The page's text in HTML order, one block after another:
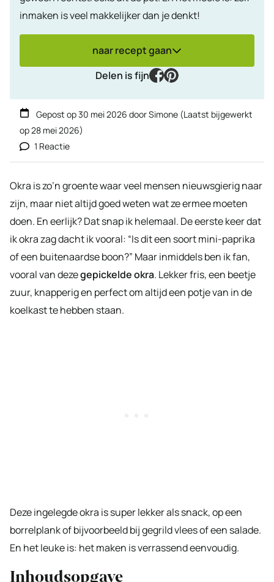
inmaken is veel makkelijker dan je denkt!
naar recept gaan
Delen is fijn
facebook
pinterest
Gepost op30 mei 2026 doorSimone (Laatst bijgewerkt
op28 mei 2026)
1 Reactie
Okra is zo’n groente waar veel mensen nieuwsgierig naar
zijn, maar niet altijd goed weten wat ze ermee moeten
doen. En eerlijk? Dat snap ik helemaal. De eerste keer dat
ik okra zag dacht ik vooral: “Is dit een soort mini-paprika
of een buitenaardse boon?” Maar inmiddels ben ik fan,
vooral van dezegepickelde okra. Lekker fris, een beetje
zuur, knapperig en perfect om altijd een potje van in de
koelkast te hebben staan.
Deze ingelegde okra is super lekker als snack, op een
borrelplank of bijvoorbeeld bij gegrild vlees of een salade.
En het leuke is: het maken is verrassend eenvoudig.
Inhoudsopgave